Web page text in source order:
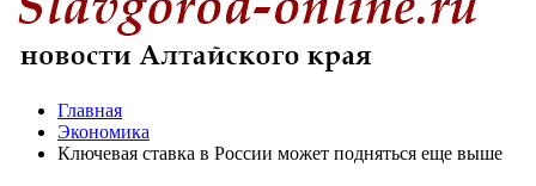
Главная
Экономика
Ключевая ставка в России может подняться еще выше